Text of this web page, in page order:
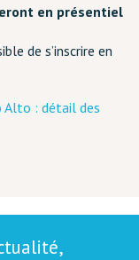
en présentiel
de s’inscrire en
Alto : détail des